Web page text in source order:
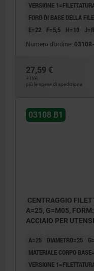
VERSIONE
FORO DI BASE DELLA
E=22
F=5,5 H=10
Numero d’ordine:
27,59 €
+ IVA
più le spese di spedizione
03108 B1
CENTRAGGIO
A=25, G=M05,
ACCIAIO PER
A=25 DIAMETRO=25
MATERIALE CORPO
VERSIONE